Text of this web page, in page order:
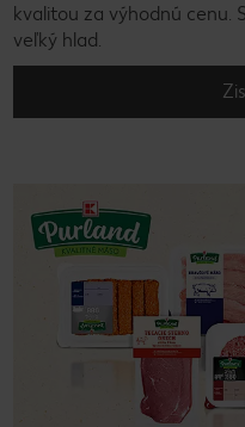
kvalitou za výhodnú cenu.
veľký hlad.